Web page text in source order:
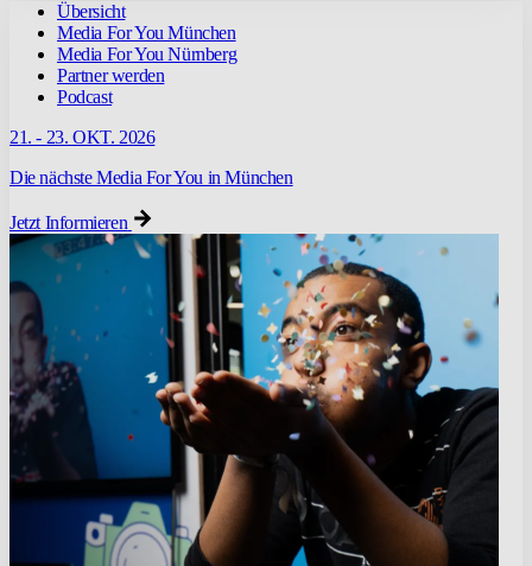
Übersicht
Media For You München
Media For You Nürnberg
Partner werden
Podcast
21. - 23. OKT. 2026
Die nächste Media For You in München
Jetzt Informieren